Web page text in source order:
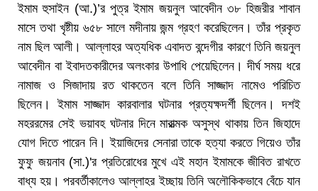
ইমাম হুসাইন (আ.)’র পুত্র ইমাম জয়নুল আবেদীন ৩৮ হিজরীর শাবান
মাসে তথা খৃষ্টীয় ৬৫৮ সালে মদীনায় জন্ম গ্রহণ করেছিলেন। তাঁর প্রকৃত
নাম ছিল আলী। আল্লাহর অত্যধিক এবাদত বন্দেগীর কারণে তিনি জয়নুল
আবেদীন বা ইবাদতকারীদের অলংকার উপাধি পেয়েছিলেন। দীর্ঘ সময় ধরে
নামাজ ও সিজাদায় রত থাকতেন বলে তিনি সাজ্জাদ নামেও পরিচিত
ছিলেন। ইমাম সাজ্জাদ কারবালার ঘটনার প্রত্যক্ষদর্শী ছিলেন। দশই
মহররমের সেই ভয়াবহ ঘটনার দিনে মারাত্মক অসুস্থ থাকায় তিন জিহাদে
যোগ দিতে পারেন নি। ইয়াজিদের সেনারা তাকে হত্যা করতে গিয়েও তাঁর
ফুফু জয়নাব (সা.)'র প্রতিরোধের মুখে এই মহান ইমামকে জীবিত রাখতে
বাধ্য হয়। পরবর্তীকালেও আল্লাহর ইচ্ছায় তিনি অলৌকিকভাবে বেঁচে যান